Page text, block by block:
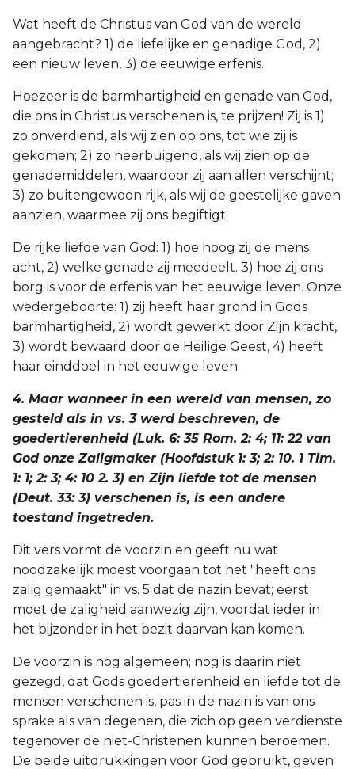
Wat heeft de Christus van God van de wereld
aangebracht? 1) de liefelijke en genadige God, 2)
een nieuw leven, 3) de eeuwige erfenis.
Hoezeer is de barmhartigheid en genade van God,
die ons in Christus verschenen is, te prijzen! Zij is 1)
zo onverdiend, als wij zien op ons, tot wie zij is
gekomen; 2) zo neerbuigend, als wij zien op de
genademiddelen, waardoor zij aan allen verschijnt;
3) zo buitengewoon rijk, als wij de geestelijke gaven
aanzien, waarmee zij ons begiftigt.
De rijke liefde van God: 1) hoe hoog zij de mens
acht, 2) welke genade zij meedeelt. 3) hoe zij ons
borg is voor de erfenis van het eeuwige leven. Onze
wedergeboorte: 1) zij heeft haar grond in Gods
barmhartigheid, 2) wordt gewerkt door Zijn kracht,
3) wordt bewaard door de Heilige Geest, 4) heeft
haar einddoel in het eeuwige leven.
4. Maar wanneer in een wereld van mensen, zo
gesteld als in vs. 3 werd beschreven, de
goedertierenheid (Luk. 6: 35 Rom. 2: 4; 11: 22 van
God onze Zaligmaker (Hoofdstuk 1: 3; 2: 10. 1 Tim.
1: 1; 2: 3; 4: 10 2. 3) en Zijn liefde tot de mensen
(Deut. 33: 3) verschenen is, is een andere
toestand ingetreden.
Dit vers vormt de voorzin en geeft nu wat
noodzakelijk moest voorgaan tot het "heeft ons
zalig gemaakt" in vs. 5 dat de nazin bevat; eerst
moet de zaligheid aanwezig zijn, voordat ieder in
het bijzonder in het bezit daarvan kan komen.
De voorzin is nog algemeen; nog is daarin niet
gezegd, dat Gods goedertierenheid en liefde tot de
mensen verschenen is, pas in de nazin is van ons
sprake als van degenen, die zich op geen verdienste
tegenover de niet-Christenen kunnen beroemen.
De beide uitdrukkingen voor God gebruikt, geven